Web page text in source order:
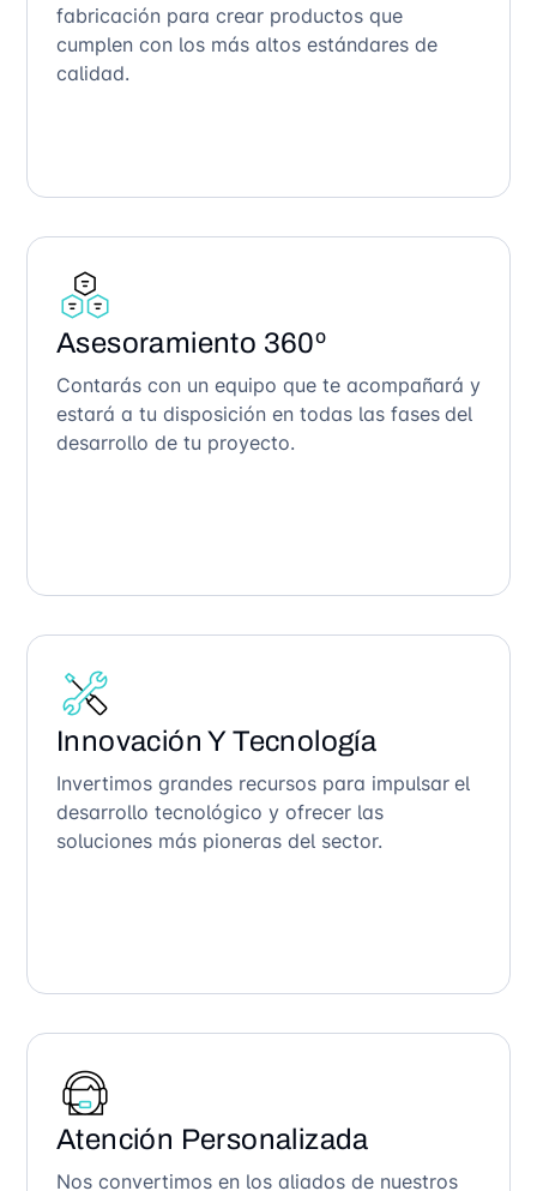
fabricación para crear productos que
cumplen con los más altos estándares de
calidad.
Asesoramiento 360º
Contarás con un equipo que te acompañará y
estará a tu disposición en todas las fases del
desarrollo de tu proyecto.
Innovación Y Tecnología
Invertimos grandes recursos para impulsar el
desarrollo tecnológico y ofrecer las
soluciones más pioneras del sector.
Atención Personalizada
Nos convertimos en los aliados de nuestros